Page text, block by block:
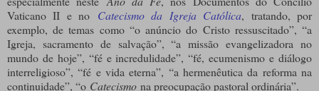
Vaticano II e no Catecismo da Igreja Católica, tratando, por
exemplo, de temas como “o anúncio do Cristo ressuscitado”, “a
Igreja, sacramento de salvação”, “a missão evangelizadora no
mundo de hoje”, “fé e incredulidade”, “fé, ecumenismo e diálogo
interreligioso”, “fé e vida eterna”, “a hermenêutica da reforma na
continuidade”, “o Catecismo na preocupação pastoral ordinária”.